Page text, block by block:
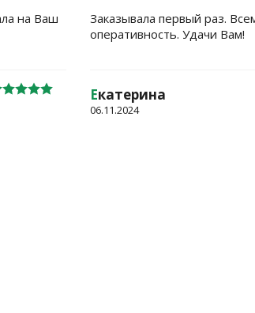
на Ваш
Заказывала первый раз.
оперативность. Удачи Вам!
Екатерина
06.11.2024